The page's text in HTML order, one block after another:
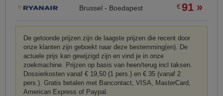
Brussel - Boedapest €91 »
De getoonde prijzen zijn de laagste prijzen die recent door
onze klanten zijn geboekt naar deze bestemming(en). De
actuele prijs kan gewijzigd zijn en vind je in onze
zoekmachine. Prijzen op basis van heen/terug incl taksen.
Dossierkosten vanaf € 19,50 (1 pers.) en € 35 (vanaf 2
pers.). Gratis betalen met Bancontact, VISA, MasterCard,
American Express of Paypal.